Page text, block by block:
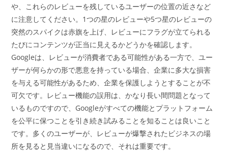
や、これらのレビューを残しているユーザーの位置の近さなど
に注意してください。1つの星のレビューや5つ星のレビューの
突然のスパイクは赤旗を上げ、レビューにフラグが立てられる
たびにコンテンツが正当に見えるかどうかを確認します。
Googleは、レビューが消費者である可能性がある一方で、ユー
ザーが何らかの形で悪意を持っている場合、企業に多大な損害
を与える可能性があるため、企業を保護しようとすることが不
可欠です。レビュー機能の誤用は、かなり長い間問題となって
いるものですので、Googleがすべての機能とプラットフォーム
を公平に保つことを引き続き試みることを知ることは良いこと
です。多くのユーザーが、レビューが爆撃されたビジネスの場
所を見ると見当違いになるので、それは重要です。